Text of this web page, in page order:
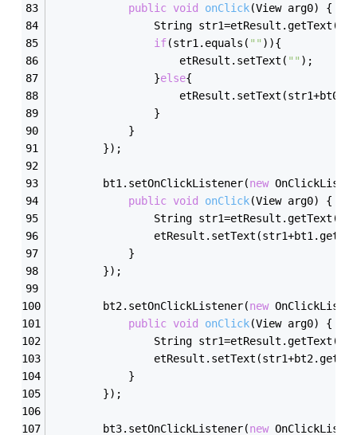
public void onClick(View arg0)
{
String
if(str1.equals( "" )){
					etResult.setText(
"" );
				}
else{
				}
			}
		});
        bt1.setOnClickListener(
new
public void onClick(View arg0)
{
String
			}
		});
        bt2.setOnClickListener(
new
public void onClick(View arg0)
{
String
			}
		});
        bt3.setOnClickListener(
new